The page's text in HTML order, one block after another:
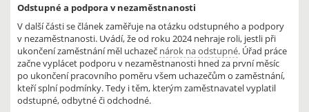
Odstupné a podpora v nezaměstnanosti
V další části se článek zaměřuje na otázku odstupného a podpory
v nezaměstnanosti. Uvádí, že od roku 2024 nehraje roli, jestli při
ukončení zaměstnání měl uchazeč nárok na odstupné. Úřad práce
začne vyplácet podporu v nezaměstnanosti hned za první měsíc
po ukončení pracovního poměru všem uchazečům o zaměstnání,
kteří splní podmínky. Tedy i těm, kterým zaměstnavatel vyplatil
odstupné, odbytné či odchodné.